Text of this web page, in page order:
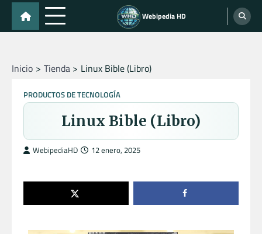
Skip
content
Webipedia HD
Inicio Tienda Linux Bible (Libro)
PRODUCTOS DE TECNOLOGÍA
Linux Bible (Libro)
WebipediaHD 12 enero, 2025